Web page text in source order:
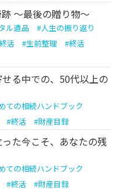
～最後の贈り物～
ル遺品 #人生の振り返り
活 #生前整理 #終活
る中での、50代以上の
ての相続ハンドブック
#終活 #財産目録
た今こそ、あなたの残
ての相続ハンドブック
#終活 #財産目録